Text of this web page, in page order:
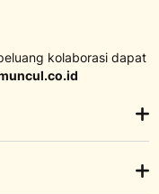
kolaborasi dapat